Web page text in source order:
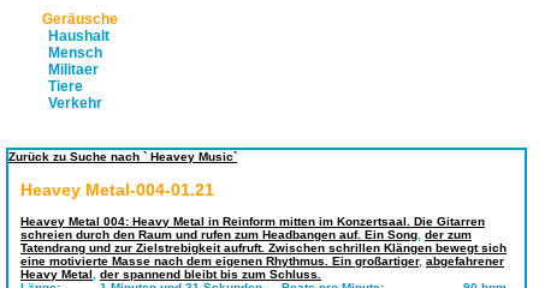
Geräusche
Haushalt
Mensch
Militaer
Tiere
Verkehr
Zurück zu Suche nach ` Heavey Music`
Heavey Metal-004-01.21
Heavey Metal 004: Heavy Metal in Reinform mitten im Konzertsaal. Die Gitarren
schreien durch den Raum und rufen zum Headbangen auf. Ein Song der zum
Tatendrang und zur Zielstrebigkeit aufruft. Zwischen schrillen Klängen bewegt sich
eine motivierte Masse nach dem eigenen Rhythmus. Ein großartiger, abgefahrener
Heavy Metal
der spannend bleibt bis zum Schluss.